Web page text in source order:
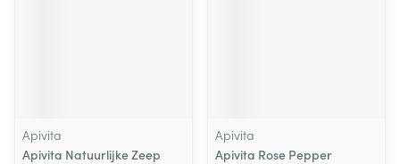
Apivita
Apivita Natuurlijke Zeep
Apivita
Apivita Rose Pepper